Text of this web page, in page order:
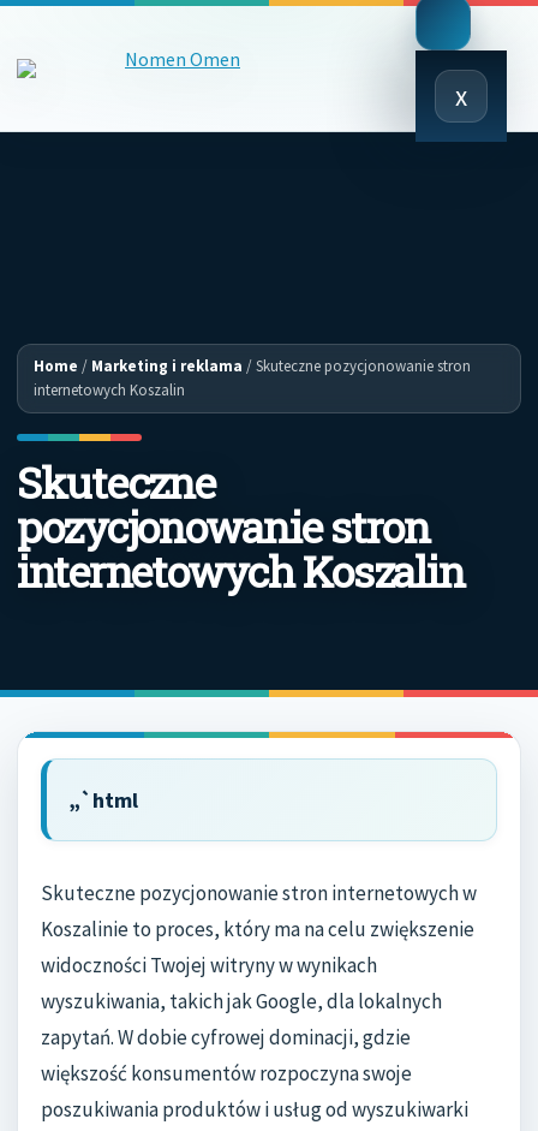
x
Close
Menu
Home / Marketing i reklama /Skuteczne pozycjonowanie stron
internetowych Koszalin
Skuteczne
pozycjonowanie stron
internetowych Koszalin
„`html
Skuteczne pozycjonowanie stron internetowych w
Koszalinie to proces, który ma na celu zwiększenie
widoczności Twojej witryny w wynikach
wyszukiwania, takich jak Google, dla lokalnych
zapytań. W dobie cyfrowej dominacji, gdzie
większość konsumentów rozpoczyna swoje
poszukiwania produktów i usług od wyszukiwarki